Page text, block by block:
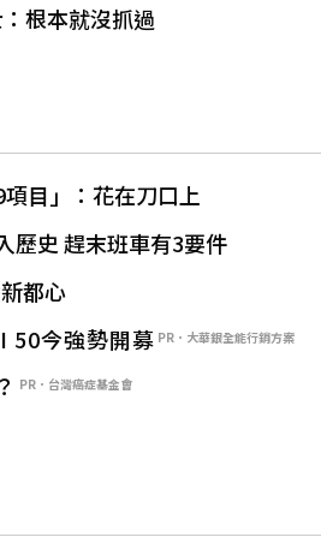
根本就沒抓過
目」：花在刀口上
歷史 趕末班車有3要件
都心
50今強勢開募 PR．大華銀全能行銷方案
PR．台灣癌症基金會